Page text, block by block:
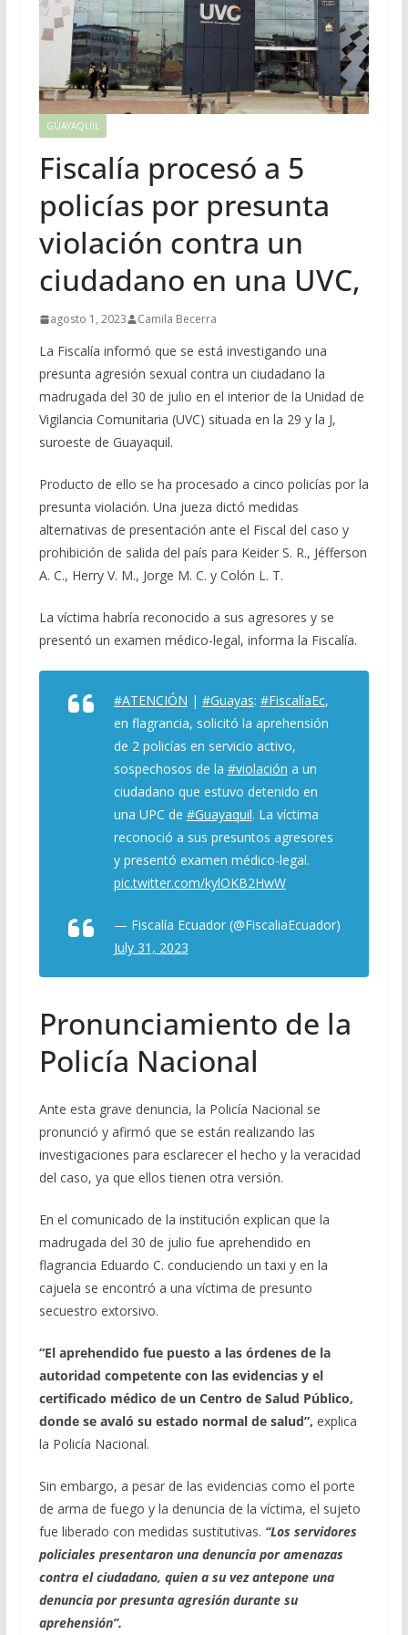
GUAYAQUIL
Fiscalía procesó a 5
policías por presunta
violación contra un
ciudadano en una UVC,
agosto 1, 2023 Camila Becerra
La Fiscalía informó que se está investigando una
presunta agresión sexual contra un ciudadano la
madrugada del 30 de julio en el interior de la Unidad de
Vigilancia Comunitaria (UVC) situada en la 29 y la J,
suroeste de Guayaquil.
Producto de ello se ha procesado a cinco policías por la
presunta violación. Una jueza dictó medidas
alternativas de presentación ante el Fiscal del caso y
prohibición de salida del país para Keider S. R., Jéfferson
A. C., Herry V. M., Jorge M. C. y Colón L. T.
La víctima habría reconocido a sus agresores y se
presentó un examen médico-legal, informa la Fiscalía.
#ATENCIÓN | #Guayas: #FiscalíaEc,
en flagrancia, solicitó la aprehensión
de 2 policías en servicio activo,
sospechosos de la #violación a un
ciudadano que estuvo detenido en
una UPC de #Guayaquil. La víctima
reconoció a sus presuntos agresores
y presentó examen médico-legal.
pic.twitter.com/kylOKB2HwW
— Fiscalía Ecuador (@FiscaliaEcuador)
July 31, 2023
Pronunciamiento de la
Policía Nacional
Ante esta grave denuncia, la Policía Nacional se
pronunció y afirmó que se están realizando las
investigaciones para esclarecer el hecho y la veracidad
del caso, ya que ellos tienen otra versión.
En el comunicado de la institución explican que la
madrugada del 30 de julio fue aprehendido en
flagrancia Eduardo C. conduciendo un taxi y en la
cajuela se encontró a una víctima de presunto
secuestro extorsivo.
“El aprehendido fue puesto a las órdenes de la
autoridad competente con las evidencias y el
certificado médico de un Centro de Salud Público,
donde se avaló su estado normal de salud”, explica
la Policía Nacional.
Sin embargo, a pesar de las evidencias como el porte
de arma de fuego y la denuncia de la víctima, el sujeto
fue liberado con medidas sustitutivas. “Los servidores
policiales presentaron una denuncia por amenazas
contra el ciudadano, quien a su vez antepone una
denuncia por presunta agresión durante su
aprehensión”.